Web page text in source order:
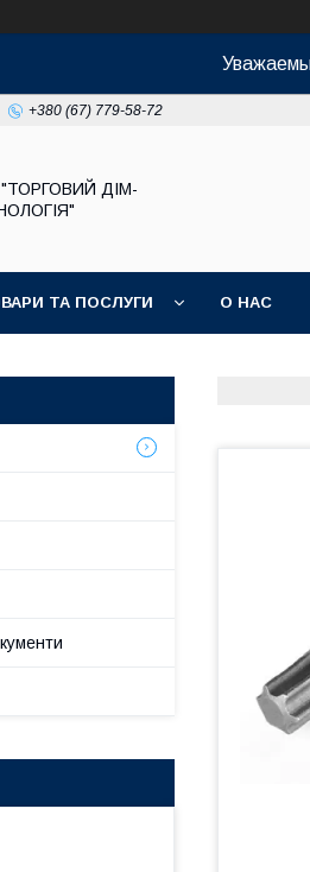
+380 (67) 779-58-72
ДІМ-
ТА ПОСЛУГИ О НАС